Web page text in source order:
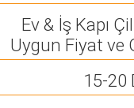
Ev & İş Kapı
Uygun Fiyat ve
15-20